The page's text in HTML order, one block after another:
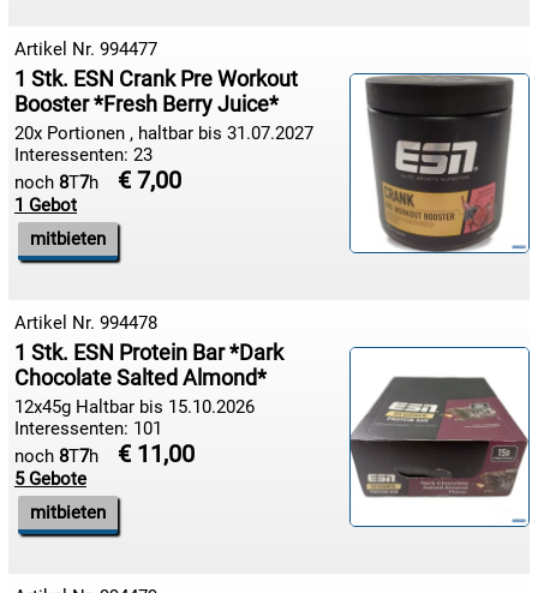
18.08:
18.08:
18.08:
18.08:
18.08:
Artikel Nr. 994477
1 Stk. ESN Crank Pre Workout
Booster *Fresh Berry Juice*
20x Portionen , haltbar bis 31.07.2027
Interessenten: 23
noch 8T7h € 7,00
1 Gebot
mitbieten
Artikel Nr. 994478
1 Stk. ESN Protein Bar *Dark
Chocolate Salted Almond*
12x45g Haltbar bis 15.10.2026
Interessenten: 101
noch 8T7h € 11,00
5 Gebote
mitbieten